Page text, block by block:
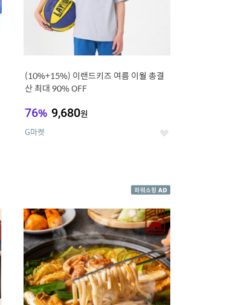
(10%+15%) 이랜드키즈 여름 이월 총결
산 최대 90% OFF
76% 9,680원
G마켓 좋